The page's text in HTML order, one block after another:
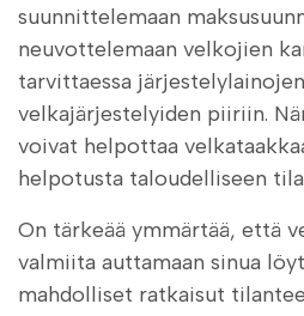
suunnittelemaan
neuvottelemaan velkojien
tarvittaessa
velkajärjestelyiden piiriin.
voivat helpottaa
helpotusta taloudelliseen
On tärkeää ymmärtää, että
valmiita auttamaan sinua
mahdolliset ratkaisut